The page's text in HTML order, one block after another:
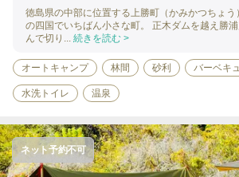
徳島県の中部に位置する上勝町（かみかつちょう
の四国でいちばん小さな町。 正木ダムを越え勝
んで切り... 続きを読む >
オートキャンプ 林間 砂利 バーベキ
水洗トイレ 温泉
ネット予約不可